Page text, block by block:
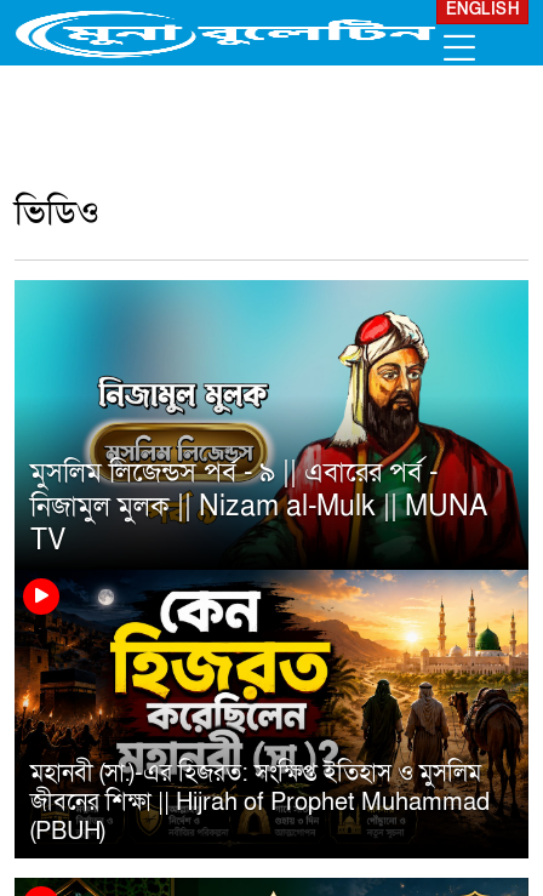
ENGLISH
ভিডিও
মুসলিম লিজেন্ডস পর্ব - ৯ || এবারের পর্ব -
নিজামুল মুলক || Nizam al-Mulk || MUNA
TV
মহানবী (সা.)-এর হিজরত: সংক্ষিপ্ত ইতিহাস ও মুসলিম
জীবনের শিক্ষা || Hijrah of Prophet Muhammad
(PBUH)